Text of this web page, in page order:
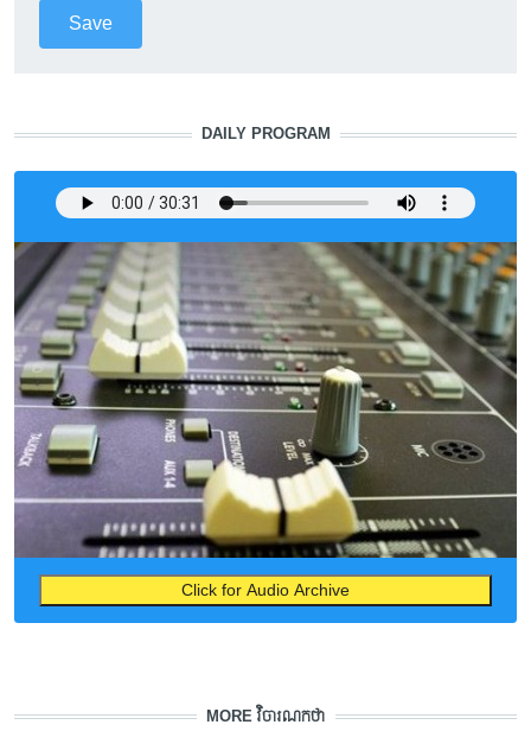
DAILY PROGRAM
Click for Audio Archive
MORE វិចារណកថា